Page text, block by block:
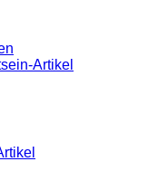
Artikel